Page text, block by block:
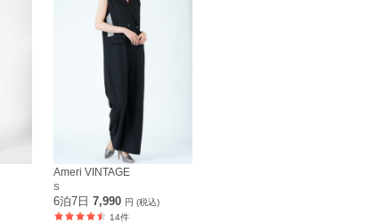
Ameri VINTAGE
S
6泊7日 7,990 円 (税込)
14件